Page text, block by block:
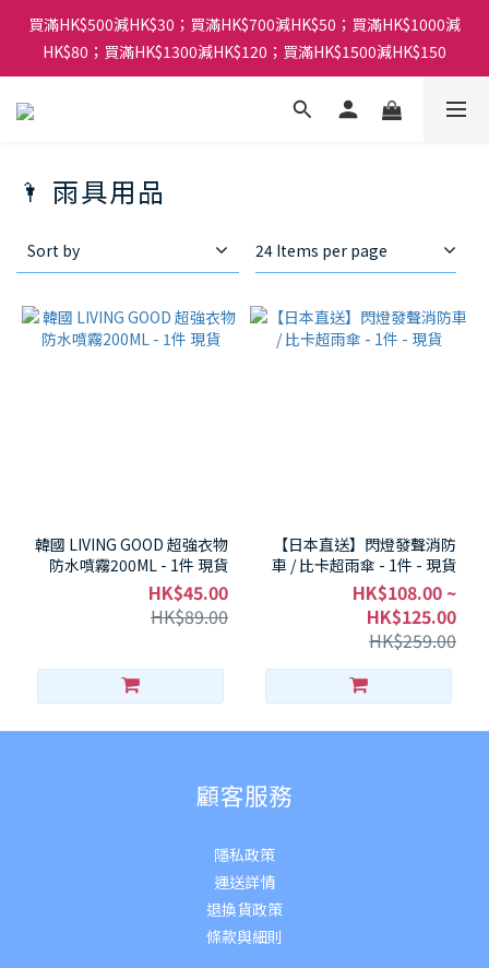
買滿HK$500減HK$30；買滿HK$700減HK$50；買滿HK$1000減
HK$80；買滿HK$1300減HK$120；買滿HK$1500減HK$150
🌂 雨具用品
Sort by 24 Items per page
韓國 LIVING GOOD 超強衣物
防水噴霧200ML - 1件 現貨
HK$45.00
HK$89.00
【日本直送】閃燈發聲消防
車 / 比卡超雨傘 - 1件 - 現貨
HK$108.00 ~
HK$125.00
HK$259.00
顧客服務
隱私政策
運送詳情
退換貨政策
條款與細則